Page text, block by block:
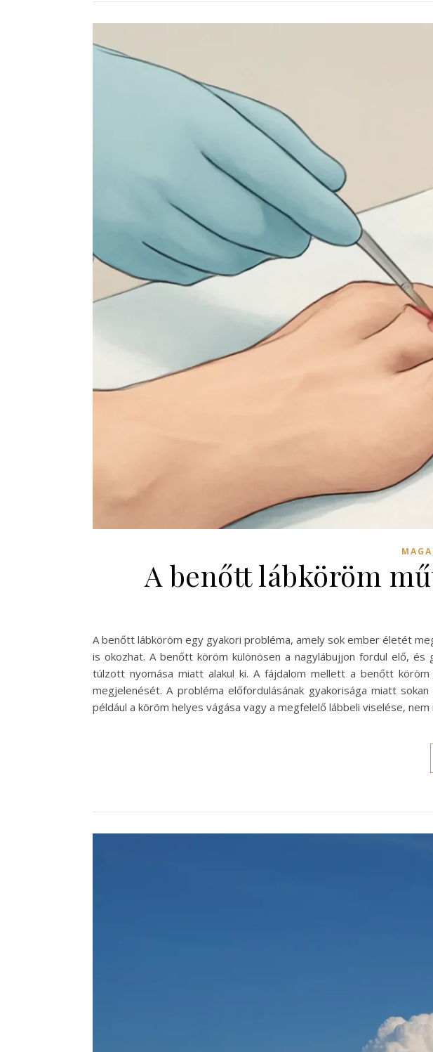
A benőtt lábköröm
A benőtt lábköröm egy gyakori probléma, amely sok ember életét
is okozhat. A benőtt köröm különösen a nagylábujjon fordul elő,
túlzott nyomása miatt alakul ki. A fájdalom mellett a benőtt
megjelenését. A probléma előfordulásának gyakorisága miatt
például a köröm helyes vágása vagy a megfelelő lábbeli viselése,